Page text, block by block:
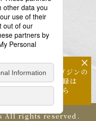
六本木ヒルズ森タワー23
（特許・商標）
All rights reserved.
×
メールマガジンの
配信登録は
こちら